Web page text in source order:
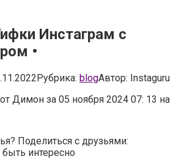
Инстаграм с
•
Рубрика: blogАвтор: Instaguru
Димон за 05 ноября 2024 07: 13 на
Поделиться с друзьями:
интересно